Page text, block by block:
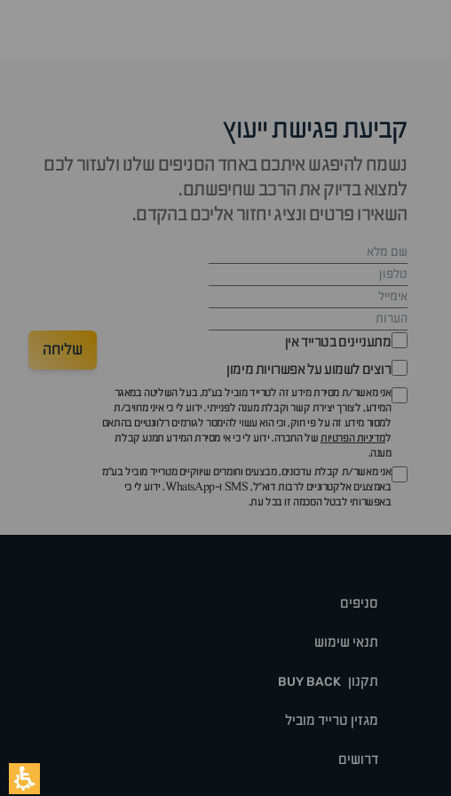
קביעת פגישת ייעוץ
נשמח להיפגש איתכם באחד הסניפים שלנו ולעזור לכם
למצוא בדיוק את הרכב שחיפשתם.
השאירו פרטים ונציג יחזור אליכם בהקדם.
מתעניינים בטרייד אין
רוצים לשמוע על אפשרויות מימון
אני מאשר/ת מסירת מידע זה לטרייד מוביל בע"מ, בעל השליטה במאגר
המידע, לצורך יצירת קשר וקבלת מענה לפנייתי. ידוע לי כי איני מחויב/ת
למסור מידע זה על פי חוק, וכי הוא עשוי להימסר לגורמים רלוונטיים בהתאם
למדיניות הפרטיותשל החברה. ידוע לי כי אי מסירת המידע תמנע קבלת
מענה.
אני מאשר/ת קבלת עדכונים, מבצעים וחומרים שיווקיים מטרייד מוביל בע"מ
באמצעים אלקטרוניים לרבות דוא״ל, SMS ו-WhatsApp. ידוע לי כי
באפשרותי לבטל הסכמה זו בכל עת.
שליחה
סניפים
תנאי שימוש
תקנון BUY BACK
מגזין טרייד מוביל
דרושים